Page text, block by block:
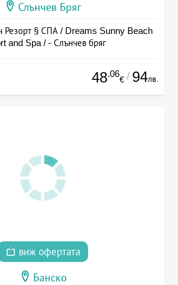
Слънчев Бряг
Резорт § СПА / Dreams Sunny Beach
and Spa / - Слънчев бряг
48.06
€ / 94лв.
виж офертата
Банско